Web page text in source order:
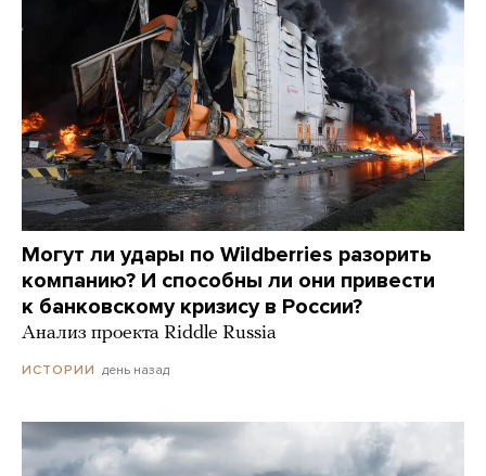
Могут ли удары по Wildberries разорить
компанию? И способны ли они привести
к банковскому кризису в России?
Анализ проекта Riddle Russia
ИСТОРИИ день назад